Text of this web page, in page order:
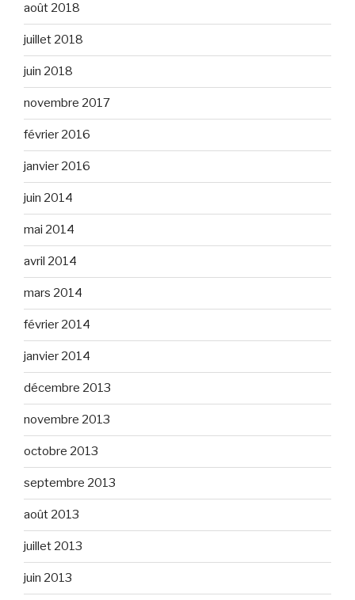
août 2018
juillet 2018
juin 2018
novembre 2017
février 2016
janvier 2016
juin 2014
mai 2014
avril 2014
mars 2014
février 2014
janvier 2014
décembre 2013
novembre 2013
octobre 2013
septembre 2013
août 2013
juillet 2013
juin 2013